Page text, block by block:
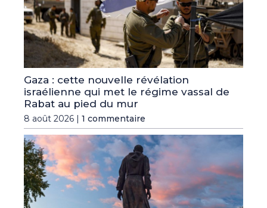
Gaza : cette nouvelle révélation
israélienne qui met le régime vassal de
Rabat au pied du mur
8 août 2026 | 1 commentaire